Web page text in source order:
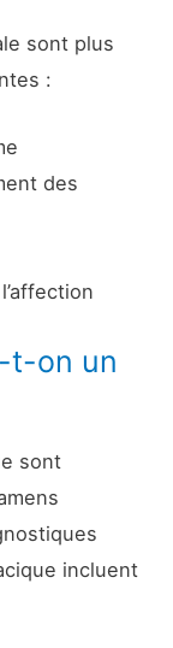
sont plus
:
des
t-on un
sont
incluent